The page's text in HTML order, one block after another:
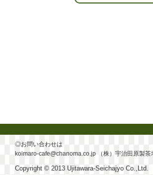
◎お問い合わせは
koimaro-cafe@chanoma.co.jp （株）宇治田原製茶
Copyright © 2013 Ujitawara-Seichajyo Co.,Ltd.